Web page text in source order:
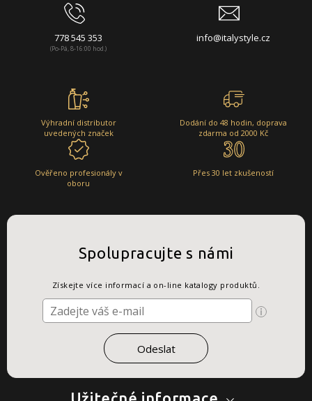
778 545 353
(Po-Pá, 8-16:00 hod.)
info@italystyle.cz
Výhradní distributor
uvedených značek
Dodání do 48 hodin, doprava
zdarma od 2000 Kč
Ověřeno profesionály v
oboru
Přes 30 let zkušeností
Spolupracujte s námi
Získejte více informací a on-line katalogy produktů.